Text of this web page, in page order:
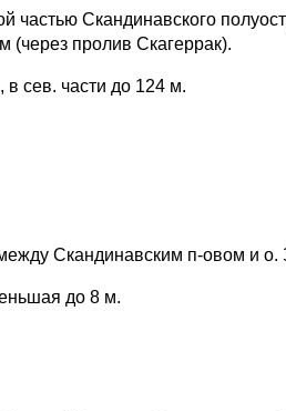
частью Скандинавского
пролив Скагеррак).
сев. части до 124 м.
Скандинавским п-овом и о.
до 8 м.